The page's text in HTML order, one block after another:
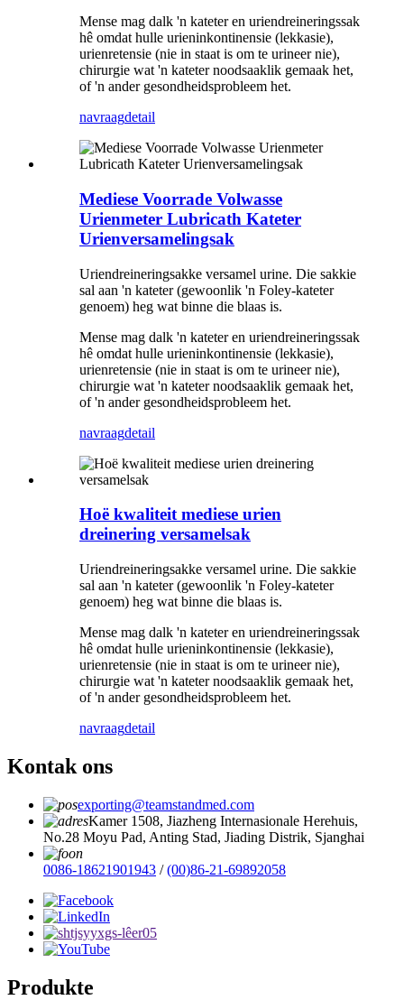
Mense mag dalk 'n kateter en uriendreineringssak
hê omdat hulle urieninkontinensie (lekkasie),
urienretensie (nie in staat is om te urineer nie),
chirurgie wat 'n kateter noodsaaklik gemaak het,
of 'n ander gesondheidsprobleem het.
navraagdetail
Mediese Voorrade Volwasse
Urienmeter Lubricath Kateter
Urienversamelingsak
Uriendreineringsakke versamel urine. Die sakkie
sal aan 'n kateter (gewoonlik 'n Foley-kateter
genoem) heg wat binne die blaas is.
Mense mag dalk 'n kateter en uriendreineringssak
hê omdat hulle urieninkontinensie (lekkasie),
urienretensie (nie in staat is om te urineer nie),
chirurgie wat 'n kateter noodsaaklik gemaak het,
of 'n ander gesondheidsprobleem het.
navraagdetail
Hoë kwaliteit mediese urien
dreinering versamelsak
Uriendreineringsakke versamel urine. Die sakkie
sal aan 'n kateter (gewoonlik 'n Foley-kateter
genoem) heg wat binne die blaas is.
Mense mag dalk 'n kateter en uriendreineringssak
hê omdat hulle urieninkontinensie (lekkasie),
urienretensie (nie in staat is om te urineer nie),
chirurgie wat 'n kateter noodsaaklik gemaak het,
of 'n ander gesondheidsprobleem het.
navraagdetail
Kontak ons
exporting@teamstandmed.com
Kamer 1508, Jiazheng Internasionale Herehuis,
No.28 Moyu Pad, Anting Stad, Jiading Distrik, Sjanghai
0086-18621901943 /(00)86-21-69892058
Produkte